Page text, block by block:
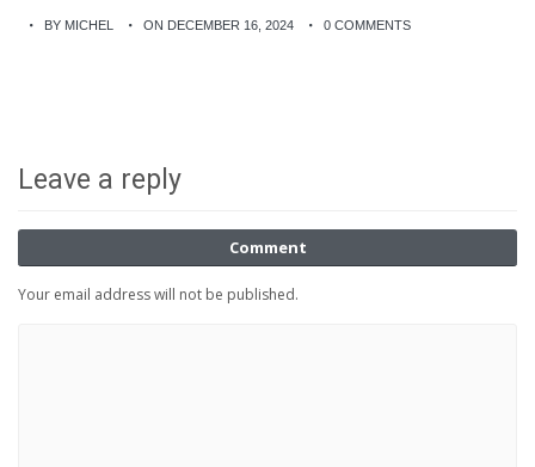
BY MICHEL ON DECEMBER 16, 2024 0 COMMENTS
Leave a reply
Comment
Your email address will not be published.